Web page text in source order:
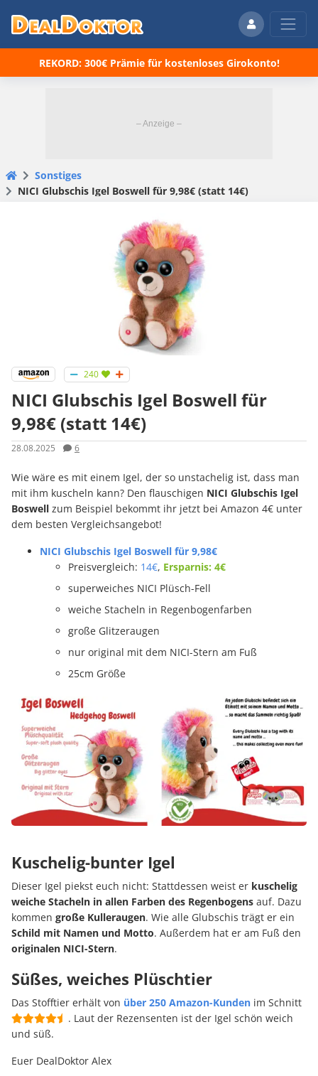
REKORD: 300€ Prämie für kostenloses Girokonto!
Sonstiges
NICI Glubschis Igel Boswell für 9,98€ (statt 14€)
240
NICI Glubschis Igel Boswell für
9,98€ (statt 14€)
28.08.2025 6
Wie wäre es mit einem Igel, der so unstachelig ist, dass man
mit ihm kuscheln kann? Den flauschigen NICI Glubschis Igel
Boswell zum Beispiel bekommt ihr jetzt bei Amazon 4€ unter
dem besten Vergleichsangebot!
NICI Glubschis Igel Boswell für 9,98€
Preisvergleich: 14€, Ersparnis: 4€
superweiches NICI Plüsch-Fell
weiche Stacheln in Regenbogenfarben
große Glitzeraugen
nur original mit dem NICI-Stern am Fuß
25cm Größe
Kuschelig-bunter Igel
Dieser Igel piekst euch nicht: Stattdessen weist er kuschelig
weiche Stacheln in allen Farben des Regenbogens auf. Dazu
kommen große Kulleraugen. Wie alle Glubschis trägt er ein
Schild mit Namen und Motto. Außerdem hat er am Fuß den
originalen NICI-Stern.
Süßes, weiches Plüschtier
Das Stofftier erhält von über 250 Amazon-Kunden im Schnitt
. Laut der Rezensenten ist der Igel schön weich
und süß.
Euer DealDoktor Alex